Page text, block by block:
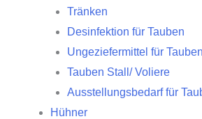
Tränken
Desinfektion für Tauben
Ungeziefermittel für Tauben
Tauben Stall/ Voliere
Ausstellungsbedarf für
Hühner